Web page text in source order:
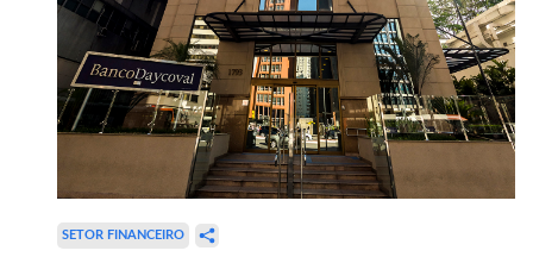
SETOR FINANCEIRO